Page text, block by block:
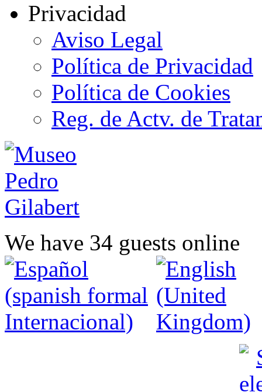
Privacidad
Aviso Legal
Política de Privacidad
Política de Cookies
Reg. de Actv. de
We have 34 guests online